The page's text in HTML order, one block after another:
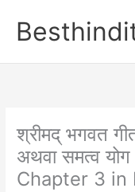
content
श्रीमद् भगवत
अथवा समत्व
Chapter 3 in